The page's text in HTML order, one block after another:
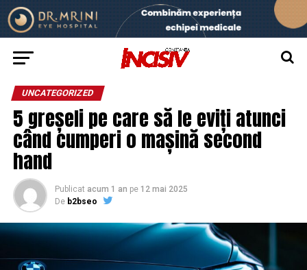
UNCATEGORIZED
5 greșeli pe care să le eviți atunci
când cumperi o mașină second
hand
Publicat acum 1 an pe 12 mai 2025
De b2bseo